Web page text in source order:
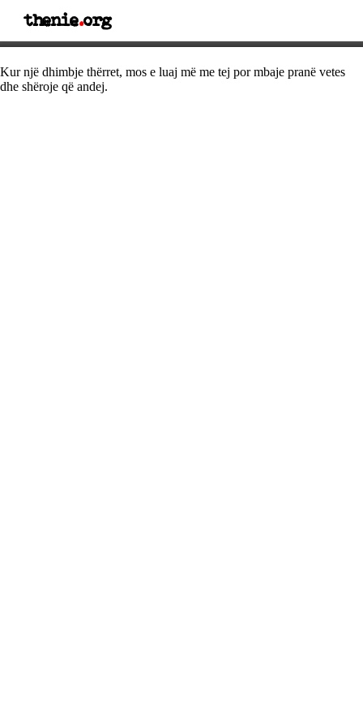
thenie.org
Thënie dashurie
Kur një dhimbje thërret, mos e luaj më me tej por mbaje pranë vetes
dhe shëroje që andej.